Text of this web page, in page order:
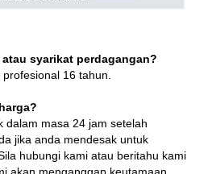
syarikat perdagangan?
16 tahun.
dalam masa 24 jam setelah
jika anda mendesak untuk
hubungi kami atau beritahu kami